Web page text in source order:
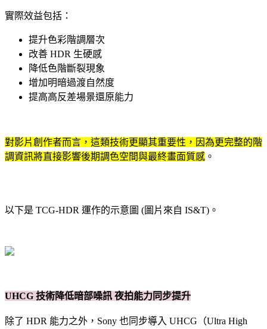
實際效益包括：
提升色彩階調層次
改善 HDR 生硬感
降低色階斷裂現象
增加明暗過渡自然度
提高高反差場景還原能力
對影片創作者而言，這類技術更顯其重要性，因為更完整的階
調資訊將直接影響後期調色空間與最終畫面質感 。
以下是 TCG-HDR 運作的示意圖 (圖片來自 IS&T)。
UHCG 技術降低暗部噪訊 夜拍能力同步提升
除了 HDR 能力之外，Sony 也同步導入 UHCG（Ultra High